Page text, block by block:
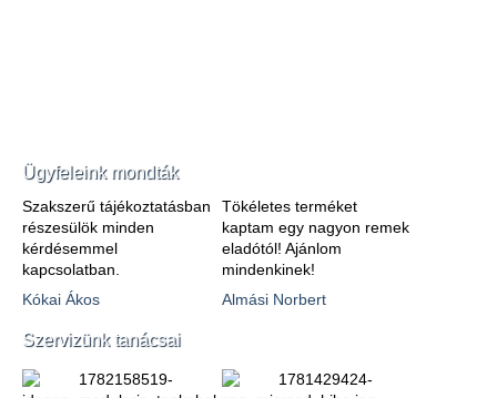
Ügyfeleink mondták
Szakszerű tájékoztatásban
részesülök minden
kérdésemmel
kapcsolatban.
Kókai Ákos
Tökéletes terméket
kaptam egy nagyon remek
eladótól! Ajánlom
mindenkinek!
Almási Norbert
Szervizünk tanácsai